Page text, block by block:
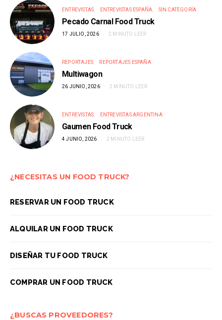
ENTREVISTAS ENTREVISTAS ESPAÑA SIN CATEGORÍA
Pecado Carnal Food Truck
17 JULIO, 2026 2 MINUTO LEER
REPORTAJES REPORTAJES ESPAÑA
Multiwagon
26 JUNIO, 2026 2 MINUTO LEER
ENTREVISTAS ENTREVISTAS ARGENTINA
Gaumen Food Truck
4 JUNIO, 2026 2 MINUTO LEER
¿NECESITAS UN FOOD TRUCK?
RESERVAR UN FOOD TRUCK
ALQUILAR UN FOOD TRUCK
DISEÑAR TU FOOD TRUCK
COMPRAR UN FOOD TRUCK
¿BUSCAS PROVEEDORES?